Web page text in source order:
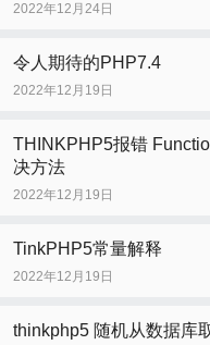
2022年12月24日
令人期待的PHP7.4
2022年12月19日
THINKPHP5报错
决方法
2022年12月19日
TinkPHP5常量解释
2022年12月19日
thinkphp5 随机从数据库